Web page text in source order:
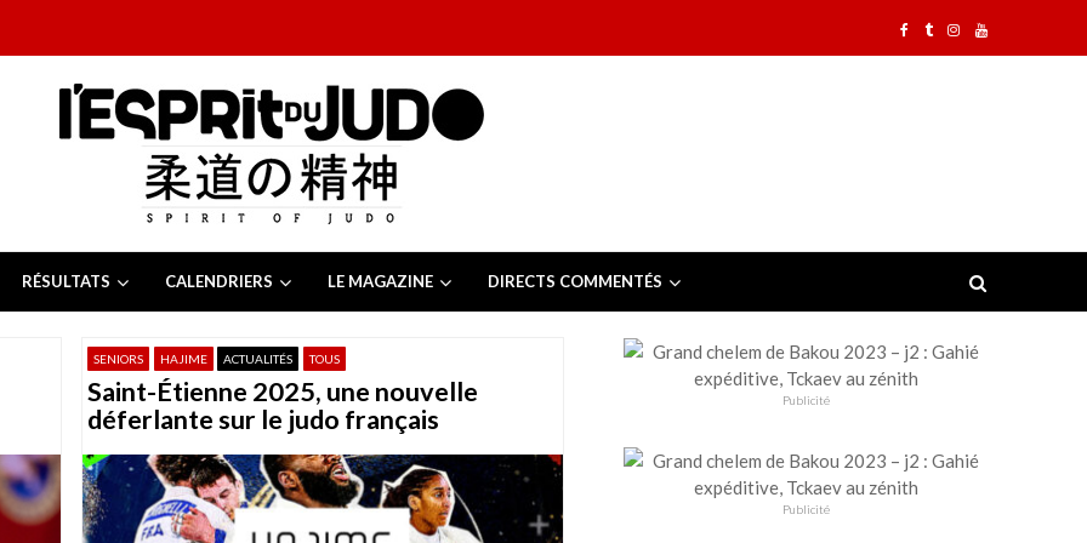
RÉSULTATS CALENDRIERS LE MAGAZINE DIRECTS COMMENTÉS
juillet 2026
juillet 2026
13 juillet 2026
Tchèque 2026 6 juillet 2026
SENIORS HAJIME ACTUALITÉS TOUS
Saint-Étienne 2025, une nouvelle
déferlante sur le judo français
Publicité
Publicité